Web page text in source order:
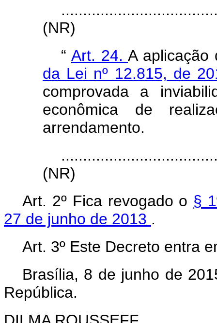
(NR)
“ Art. 24. A
da Lei nº 12.815, de
comprovada a
econômica de
arrendamento.
(NR)
Art. 2º Fica revogado o §
27 de junho de 2013 .
Art. 3º Este Decreto entra
Brasília, 8 de junho de
República.